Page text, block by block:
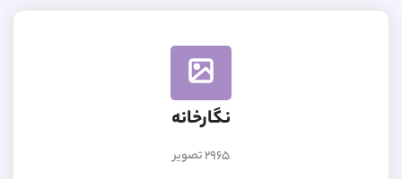
نگارخانه
2965 تصویر